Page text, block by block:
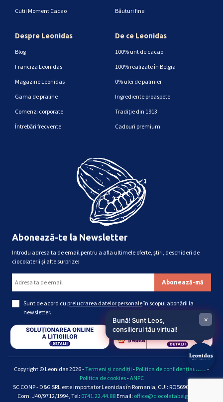
Cutii Moment Cacao
Băuturi fine
Despre Leonidas
Blog
Franciza Leonidas
Magazine Leonidas
Gama de praline
Comenzi corporate
Întrebări frecvente
De ce Leonidas
100% unt de cacao
100% realizate în Belgia
0% ulei de palmier
Ingrediente proaspete
Tradiție din 1913
Cadouri premium
Abonează-te la Newsletter
Introdu adresa ta de email pentru a afla ultimele oferte, știri, deschideri de
ciocolaterii și alte surprize:
Sunt de acord cu prelucrarea datelor personaleîn scopul abonării la
newsletter.
Copyright © Leonidas 2026 -Termeni și condiții - Politica de confidențialitate -
Politica de cookies-ANPC
SC CONP - D&G SRL este importator Leonidas în Romania, CUI: RO5690661, Reg.
Com. J40/9712/1994, Tel: 0741.22.44.88Email: office@ciocolatabelgiana.ro
Bună! Sunt Leos,
consilierul tău virtual!
×